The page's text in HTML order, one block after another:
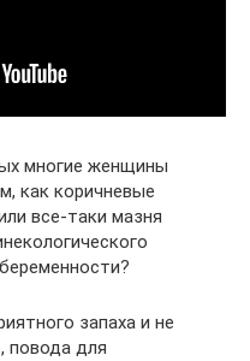
многие женщины
как коричневые
все-таки мазня
запаха и не
повода для